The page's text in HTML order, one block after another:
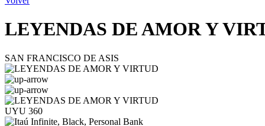
LEYENDAS DE AMOR Y
SAN FRANCISCO DE ASIS
UYU 360